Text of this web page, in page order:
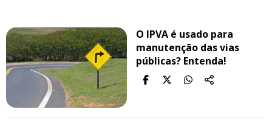
O IPVA é usado para
manutenção das vias
públicas? Entenda!